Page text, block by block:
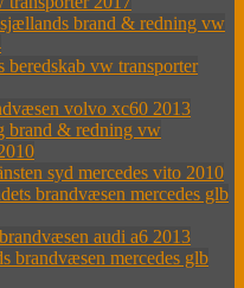
brand & redning vw
beredskab vw transporter
volvo xc60 2013
brand & redning vw
syd mercedes vito 2010
brandvæsen mercedes glb
audi a6 2013
brandvæsen mercedes glb